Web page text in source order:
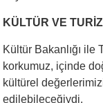
KÜLTÜR VE
Kültür Bakanlığı ile
korkumuz, içinde
kültürel
edilebileceğiydi.